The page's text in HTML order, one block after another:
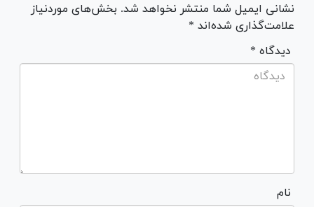
نشانی ایمیل شما منتشر نخواهد شد. بخش‌های موردنیاز
علامت‌گذاری شده‌اند *
* دیدگاه
نام